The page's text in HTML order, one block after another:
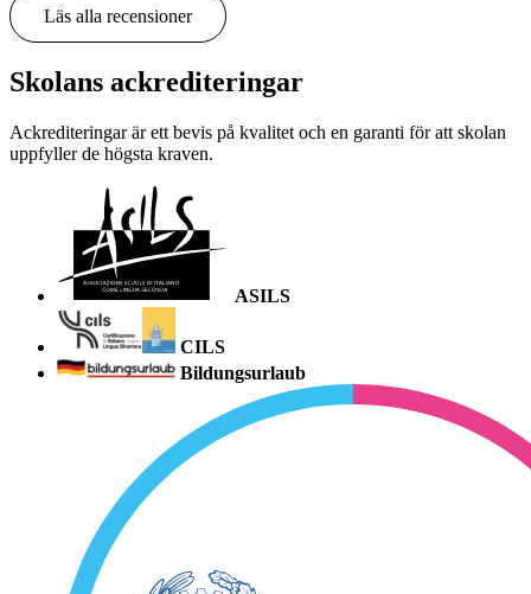
Läs alla recensioner
Skolans ackrediteringar
Ackrediteringar är ett bevis på kvalitet och en garanti för att skolan
uppfyller de högsta kraven.
ASILS
CILS
Bildungsurlaub